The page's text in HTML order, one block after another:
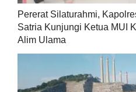
Pererat Silaturahmi,
Satria Kunjungi Ketua MUI
Alim Ulama